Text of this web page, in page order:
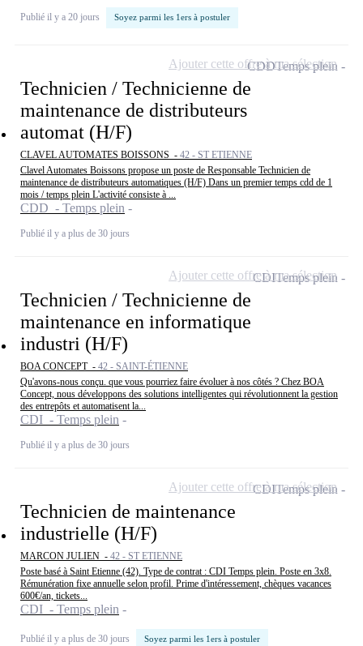
Publié il y a 20 jours Soyez parmi les 1ers à postuler
Technicien / Technicienne de
maintenance de distributeurs
automat (H/F)
CLAVEL AUTOMATES BOISSONS - 42 - ST ETIENNE
Clavel Automates Boissons propose un poste de Responsable Technicien de
maintenance de distributeurs automatiques (H/F) Dans un premier temps cdd de 1
mois / temps plein L'activité consiste à ...
CDD - Temps plein
Publié il y a plus de 30 jours
CDDTemps plein
Ajouter cette offre à ma sélection
Technicien / Technicienne de
maintenance en informatique
industri (H/F)
BOA CONCEPT - 42 - SAINT-ÉTIENNE
Qu'avons-nous conçu. que vous pourriez faire évoluer à nos côtés ? Chez BOA
Concept, nous développons des solutions intelligentes qui révolutionnent la gestion
des entrepôts et automatisent la...
CDI - Temps plein
Publié il y a plus de 30 jours
CDITemps plein
Ajouter cette offre à ma sélection
Technicien de maintenance
industrielle (H/F)
MARCON JULIEN - 42 - ST ETIENNE
Poste basé à Saint Etienne (42). Type de contrat : CDI Temps plein. Poste en 3x8.
Rémunération fixe annuelle selon profil. Prime d'intéressement, chèques vacances
600€/an, tickets...
CDI - Temps plein
Publié il y a plus de 30 jours Soyez parmi les 1ers à postuler
CDITemps plein
Ajouter cette offre à ma sélection